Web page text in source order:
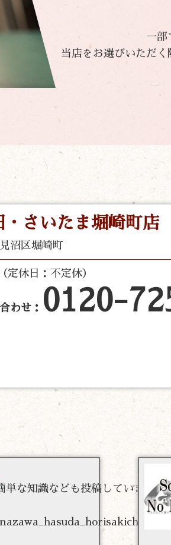
一部
当店をお選びいただ
さいたま堀崎町店
沼区堀崎町
定休日：不定休）
わせ： 0120-
な知識なども投稿していま